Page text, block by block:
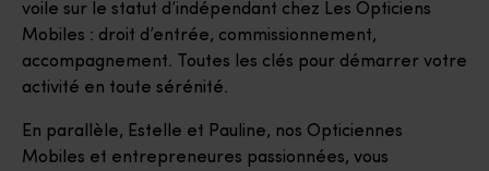
voile sur le statut d’indépendant chez Les Opticiens
Mobiles : droit d’entrée, commissionnement,
accompagnement. Toutes les clés pour démarrer votre
activité en toute sérénité.
En parallèle, Estelle et Pauline, nos Opticiennes
Mobiles et entrepreneures passionnées, vous